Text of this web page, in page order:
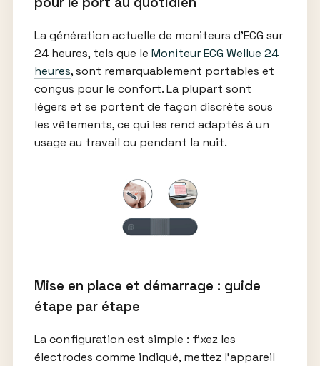
La génération actuelle de moniteurs d’ECG sur
24 heures, tels que le Moniteur ECG Wellue 24 ​​
heures, sont remarquablement portables et
conçus pour le confort. La plupart sont
légers et se portent de façon discrète sous
les vêtements, ce qui les rend adaptés à un
usage au travail ou pendant la nuit.
Mise en place et démarrage : guide
étape par étape
La configuration est simple : fixez les
électrodes comme indiqué, mettez l’appareil